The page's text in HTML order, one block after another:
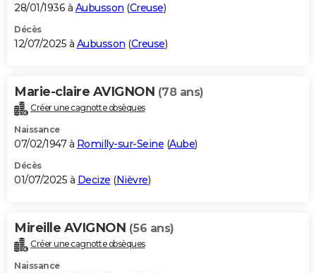
28/01/1936 à Aubusson (Creuse)
Décès
12/07/2025 à Aubusson (Creuse)
Marie-claire AVIGNON (78 ans)
Créer une cagnotte obsèques
Naissance
07/02/1947 à Romilly-sur-Seine (Aube)
Décès
01/07/2025 à Decize (Nièvre)
Mireille AVIGNON (56 ans)
Créer une cagnotte obsèques
Naissance